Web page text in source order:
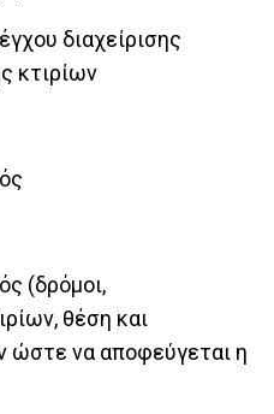
διαχείρισης
κτιρίων
(δρόμοι,
θέση και
ώστε να αποφεύγεται η